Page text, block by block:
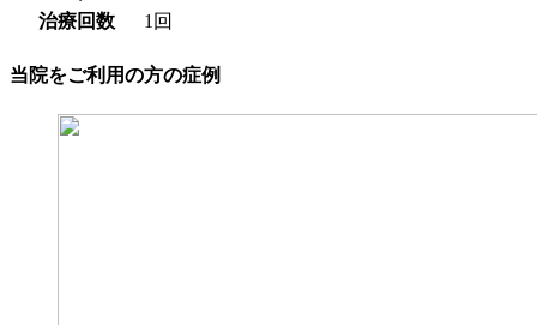
治療回数 1回
当院をご利用の方の症例